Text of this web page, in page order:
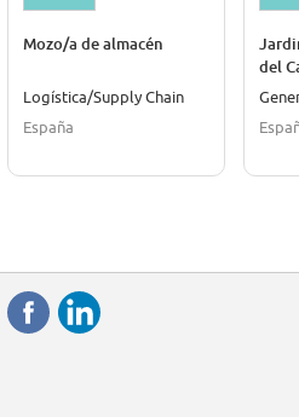
Mozo/a de almacén
Logística/Supply Chain
España
del